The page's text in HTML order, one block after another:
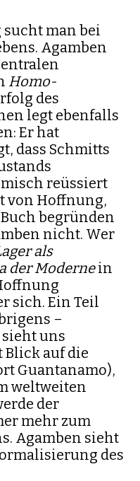
man bei
Agamben
Homo-
des
legt ebenfalls
Er hat
dass Schmitts
reüssiert
von Hoffnung,
begründen
nicht. Wer
als
der Modernein
sich. Ein Teil
–
sieht uns
Blick auf die
Guantanamo),
weltweiten
der
mehr zum
Agamben sieht
des